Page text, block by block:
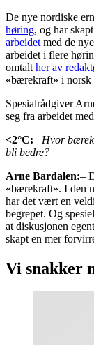
De nye nordiske
høring, og har
arbeidet med de
arbeidet i flere
omtalt her av
«bærekraft» i
Spesialrådgiver
seg fra arbeidet
<2°C:– Hvor
bli bedre?
Arne Bardalen:–
«bærekraft». I den
har det vært en
begrepet. Og
at diskusjonen
skapt en mer
Vi snakker